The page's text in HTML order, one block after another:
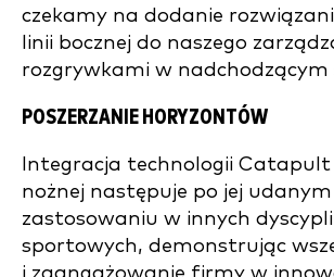
czekamy na dodanie
linii bocznej do naszego
rozgrywkami w nadchodzącym
POSZERZANIE HORYZONTÓW
Integracja technologii Catapult
nożnej następuje po jej udanym
zastosowaniu w innych
sportowych, demonstrując